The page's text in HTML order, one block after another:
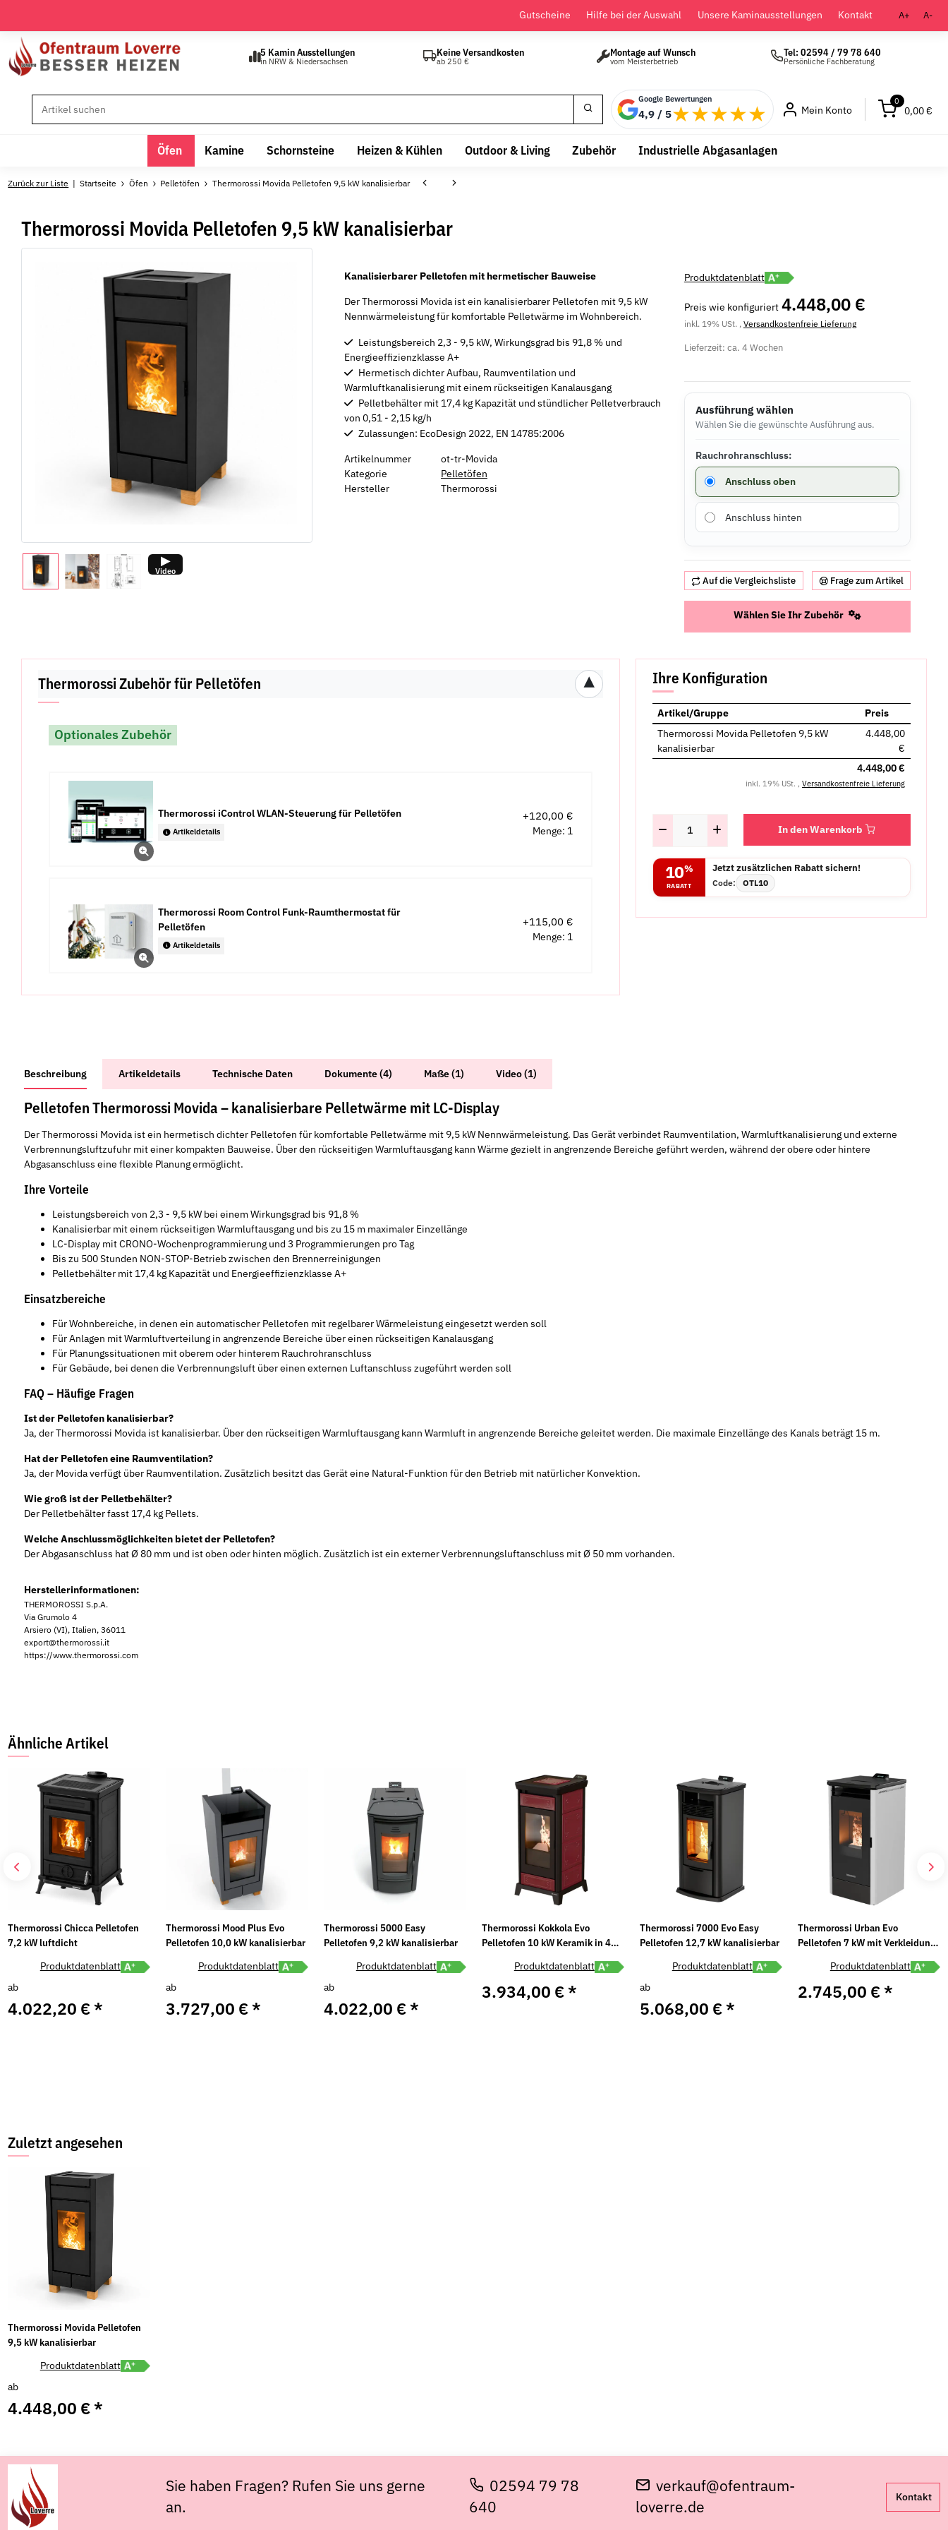
Gutscheine Hilfe bei der Auswahl Unsere Kaminausstellungen Kontakt A+ A-
5 Kamin Ausstellungen
in NRW & Niedersachsen
Keine Versandkosten
ab 250 €
Montage auf Wunsch
vom Meisterbetrieb
Tel: 02594 / 79 78 640
Persönliche Fachberatung
Google Bewertungen
4,9 / 5★★★★★ Mein Konto
0
0,00 €
Öfen Kamine Schornsteine Heizen & Kühlen Outdoor & Living Zubehör Industrielle Abgasanlagen
Zurück zur Liste Startseite Öfen Pelletöfen Thermorossi Movida Pelletofen 9,5 kW kanalisierbar
Thermorossi Movida Pelletofen 9,5 kW kanalisierbar
▶
Video
Kanalisierbarer Pelletofen mit hermetischer Bauweise
Der Thermorossi Movida ist ein kanalisierbarer Pelletofen mit 9,5 kW
Nennwärmeleistung für komfortable Pelletwärme im Wohnbereich.
Leistungsbereich 2,3 - 9,5 kW, Wirkungsgrad bis 91,8 % und
Energieeffizienzklasse A+
Hermetisch dichter Aufbau, Raumventilation und
Warmluftkanalisierung mit einem rückseitigen Kanalausgang
Pelletbehälter mit 17,4 kg Kapazität und stündlicher Pelletverbrauch
von 0,51 - 2,15 kg/h
Zulassungen: EcoDesign 2022, EN 14785:2006
Artikelnummer
ot-tr-Movida
Kategorie
Pelletöfen
Hersteller
Thermorossi
ProduktdatenblattEnergielabel A+ öffnen
Preis wie konfiguriert 4.448,00 €
inkl. 19% USt. , Versandkostenfreie Lieferung
Lieferzeit: ca. 4 Wochen
Ausführung wählen
Wählen Sie die gewünschte Ausführung aus.
Rauchrohranschluss:
Rauchrohranschluss
Anschluss oben
Anschluss hinten
Auf die Vergleichsliste Frage zum Artikel
Wählen Sie Ihr Zubehör
Thermorossi Zubehör für Pelletöfen ▾
Optionales Zubehör
Thermorossi iControl WLAN-Steuerung für Pelletöfen
Artikeldetails
+120,00 €
Menge: 1
Thermorossi Room Control Funk-Raumthermostat für
Pelletöfen
Artikeldetails
+115,00 €
Menge: 1
Ihre Konfiguration
Artikel/Gruppe
Preis
Thermorossi Movida Pelletofen 9,5 kW
kanalisierbar
4.448,00
€
4.448,00 €
inkl. 19% USt. , Versandkostenfreie Lieferung
In den Warenkorb
10%
RABATT
Jetzt zusätzlichen Rabatt sichern!
Code: OTL10
Beschreibung Artikeldetails Technische Daten Dokumente (4) Maße (1) Video (1)
Pelletofen Thermorossi Movida – kanalisierbare Pelletwärme mit LC-Display
Der Thermorossi Movida ist ein hermetisch dichter Pelletofen für komfortable Pelletwärme mit 9,5 kW Nennwärmeleistung. Das Gerät verbindet Raumventilation, Warmluftkanalisierung und externe
Verbrennungsluftzufuhr mit einer kompakten Bauweise. Über den rückseitigen Warmluftausgang kann Wärme gezielt in angrenzende Bereiche geführt werden, während der obere oder hintere
Abgasanschluss eine flexible Planung ermöglicht.
Ihre Vorteile
Leistungsbereich von 2,3 - 9,5 kW bei einem Wirkungsgrad bis 91,8 %
Kanalisierbar mit einem rückseitigen Warmluftausgang und bis zu 15 m maximaler Einzellänge
LC-Display mit CRONO-Wochenprogrammierung und 3 Programmierungen pro Tag
Bis zu 500 Stunden NON-STOP-Betrieb zwischen den Brennerreinigungen
Pelletbehälter mit 17,4 kg Kapazität und Energieeffizienzklasse A+
Einsatzbereiche
Für Wohnbereiche, in denen ein automatischer Pelletofen mit regelbarer Wärmeleistung eingesetzt werden soll
Für Anlagen mit Warmluftverteilung in angrenzende Bereiche über einen rückseitigen Kanalausgang
Für Planungssituationen mit oberem oder hinterem Rauchrohranschluss
Für Gebäude, bei denen die Verbrennungsluft über einen externen Luftanschluss zugeführt werden soll
FAQ – Häufige Fragen
Ist der Pelletofen kanalisierbar?
Ja, der Thermorossi Movida ist kanalisierbar. Über den rückseitigen Warmluftausgang kann Warmluft in angrenzende Bereiche geleitet werden. Die maximale Einzellänge des Kanals beträgt 15 m.
Hat der Pelletofen eine Raumventilation?
Ja, der Movida verfügt über Raumventilation. Zusätzlich besitzt das Gerät eine Natural-Funktion für den Betrieb mit natürlicher Konvektion.
Wie groß ist der Pelletbehälter?
Der Pelletbehälter fasst 17,4 kg Pellets.
Welche Anschlussmöglichkeiten bietet der Pelletofen?
Der Abgasanschluss hat Ø 80 mm und ist oben oder hinten möglich. Zusätzlich ist ein externer Verbrennungsluftanschluss mit Ø 50 mm vorhanden.
Herstellerinformationen:
THERMOROSSI S.p.A.
Via Grumolo 4
Arsiero (VI), Italien, 36011
export@thermorossi.it
https://www.thermorossi.com
Ähnliche Artikel
A+ öffnen
Thermorossi Chicca Pelletofen
7,2 kW luftdicht
ProduktdatenblattEnergielabel A+ öffnen
ab
4.022,20 € *
Thermorossi Mood Plus Evo
Pelletofen 10,0 kW kanalisierbar
ProduktdatenblattEnergielabel A+ öffnen
ab
3.727,00 € *
Thermorossi 5000 Easy
Pelletofen 9,2 kW kanalisierbar
ProduktdatenblattEnergielabel A+ öffnen
ab
4.022,00 € *
Thermorossi Kokkola Evo
Pelletofen 10 kW Keramik in 4
ProduktdatenblattEnergielabel A+ öffnen
3.934,00 € *
Thermorossi 7000 Evo Easy
Pelletofen 12,7 kW kanalisierbar
ProduktdatenblattEnergielabel A+ öffnen
ab
5.068,00 € *
Thermorossi Urban Evo
Pelletofen 7 kW mit Verkleidung
Produktdatenblatt
2.745,00 € *
Zuletzt angesehen
Thermorossi Movida Pelletofen
9,5 kW kanalisierbar
ProduktdatenblattEnergielabel A+ öffnen
ab
4.448,00 € *
Sie haben Fragen? Rufen Sie uns gerne
an.
02594 79 78
640
verkauf@ofentraum-
loverre.de
Kontakt